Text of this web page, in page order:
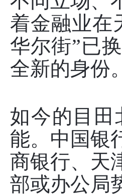
着金融业在
华尔街”已
全新的身份。
如今的目田
能。中国银
商银行、天
部或办公局